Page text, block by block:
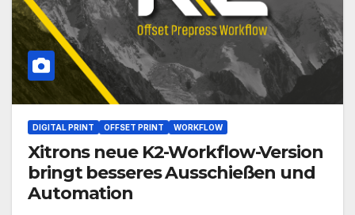
DIGITAL PRINT OFFSET PRINT WORKFLOW
Xitrons neue K2-Workflow-Version
bringt besseres Ausschießen und
Automation